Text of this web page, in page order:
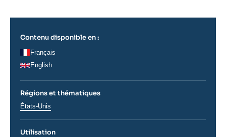
Nous soutenir
Contenu disponible en :
Français
English
Régions et thématiques
Régions
États-Unis
Utilisation